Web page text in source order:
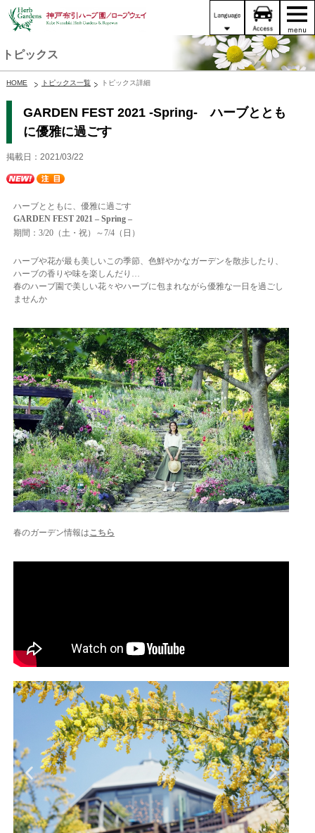
トピックス
HOME トピックス一覧 トピックス詳細
GARDEN FEST 2021 -Spring- ハーブととも
に優雅に過ごす
掲載日：2021/03/22
ハーブとともに、優雅に過ごす
GARDEN FEST 2021 – Spring –
期間：3/20（土・祝）～7/4（日）
ハーブや花が最も美しいこの季節、 色鮮やかなガーデンを散歩したり、
ハーブの香りや味を楽しんだり…
春のハーブ園で美しい花々やハーブに包まれながら優雅な一日を過ごし
ませんか
春のガーデン情報はこちら